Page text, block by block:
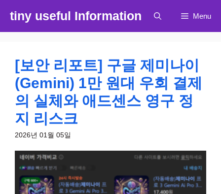
츠
tiny useful Information Menu
[보안 리포트] 구글 제미나이
(Gemini) 1만 원대 우회 결제
의 실체와 애드센스 영구 정
지 리스크
2026년 01월 05일